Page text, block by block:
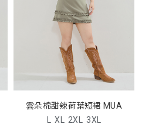
雲朵棉甜辣荷葉短裙 MUA
L XL 2XL 3XL